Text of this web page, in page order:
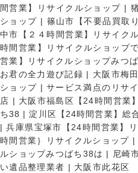
間営業】リサイクルショップ |
ショップ | 篠山市【不要品買取
中市【２４時間営業】リサイク
時間営業】リサイクルショップで
営業】リサイクルショップみつ
お君の全力遊び記録 | 大阪市梅
ショップ |サービス満点のリサ
店 | 大阪市福島区【24時間営業
ち38 |淀川区【24時間営業】総
|兵庫県宝塚市【24時間営業】
時間営業｝リサイクルショップ |
ルショップみつばち38は |
尼崎
い遺品整理業者 | 大阪市此花区